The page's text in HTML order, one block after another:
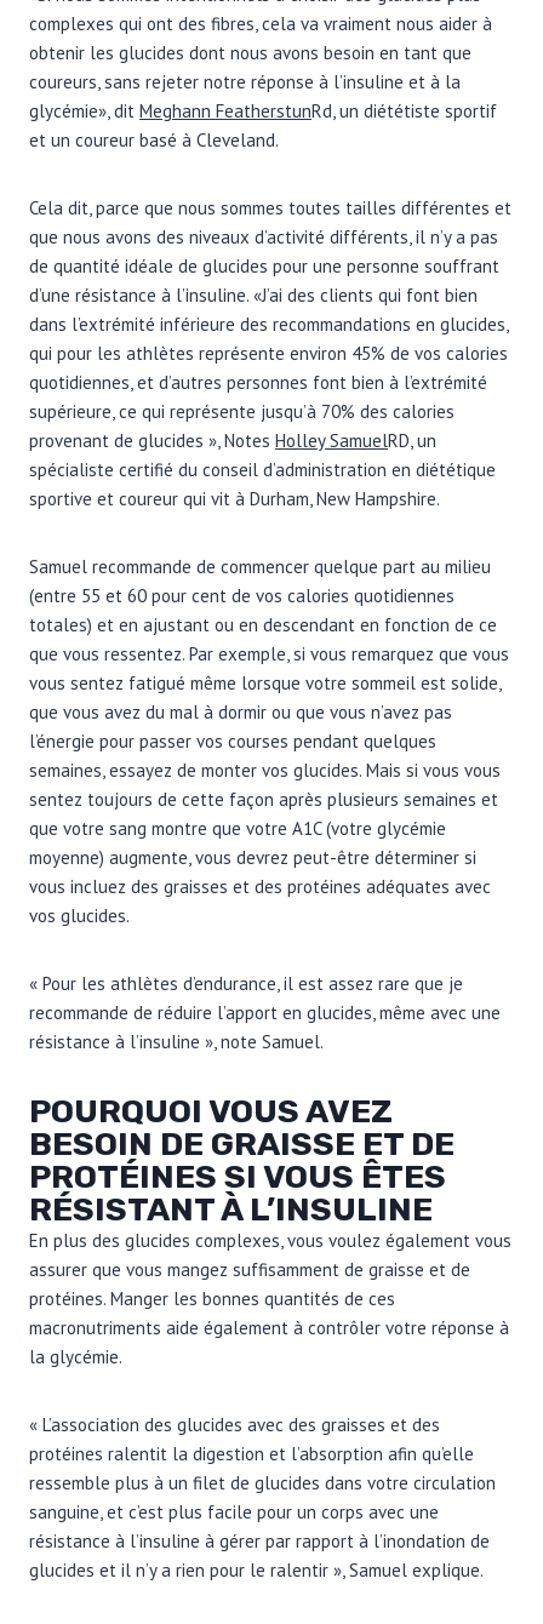
complexes qui ont des fibres, cela va vraiment nous aider à
obtenir les glucides dont nous avons besoin en tant que
coureurs, sans rejeter notre réponse à l’insuline et à la
glycémie», dit Meghann FeatherstunRd, un diététiste sportif
et un coureur basé à Cleveland.
Cela dit, parce que nous sommes toutes tailles différentes et
que nous avons des niveaux d’activité différents, il n’y a pas
de quantité idéale de glucides pour une personne souffrant
d’une résistance à l’insuline. «J’ai des clients qui font bien
dans l’extrémité inférieure des recommandations en glucides,
qui pour les athlètes représente environ 45% de vos calories
quotidiennes, et d’autres personnes font bien à l’extrémité
supérieure, ce qui représente jusqu’à 70% des calories
provenant de glucides », Notes Holley SamuelRD, un
spécialiste certifié du conseil d’administration en diététique
sportive et coureur qui vit à Durham, New Hampshire.
Samuel recommande de commencer quelque part au milieu
(entre 55 et 60 pour cent de vos calories quotidiennes
totales) et en ajustant ou en descendant en fonction de ce
que vous ressentez. Par exemple, si vous remarquez que vous
vous sentez fatigué même lorsque votre sommeil est solide,
que vous avez du mal à dormir ou que vous n’avez pas
l’énergie pour passer vos courses pendant quelques
semaines, essayez de monter vos glucides. Mais si vous vous
sentez toujours de cette façon après plusieurs semaines et
que votre sang montre que votre A1C (votre glycémie
moyenne) augmente, vous devrez peut-être déterminer si
vous incluez des graisses et des protéines adéquates avec
vos glucides.
« Pour les athlètes d’endurance, il est assez rare que je
recommande de réduire l’apport en glucides, même avec une
résistance à l’insuline », note Samuel.
POURQUOI VOUS AVEZ
BESOIN DE GRAISSE ET DE
PROTÉINES SI VOUS ÊTES
RÉSISTANT À L’INSULINE
En plus des glucides complexes, vous voulez également vous
assurer que vous mangez suffisamment de graisse et de
protéines. Manger les bonnes quantités de ces
macronutriments aide également à contrôler votre réponse à
la glycémie.
« L’association des glucides avec des graisses et des
protéines ralentit la digestion et l’absorption afin qu’elle
ressemble plus à un filet de glucides dans votre circulation
sanguine, et c’est plus facile pour un corps avec une
résistance à l’insuline à gérer par rapport à l’inondation de
glucides et il n’y a rien pour le ralentir », Samuel explique.